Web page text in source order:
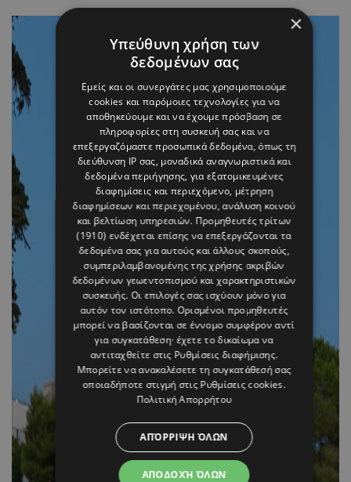
×
Υπεύθυνη χρήση των
δεδομένων σας
Εμείς και οι συνεργάτες μας χρησιμοποιούμε
cookies και παρόμοιες τεχνολογίες για να
αποθηκεύουμε και να έχουμε πρόσβαση σε
πληροφορίες στη συσκευή σας και να
επεξεργαζόμαστε προσωπικά δεδομένα, όπως τη
διεύθυνση IP σας, μοναδικά αναγνωριστικά και
δεδομένα περιήγησης, για εξατομικευμένες
διαφημίσεις και περιεχόμενο, μέτρηση
διαφημίσεων και περιεχομένου, ανάλυση κοινού
και βελτίωση υπηρεσιών. Προμηθευτές τρίτων
(1910) ενδέχεται επίσης να επεξεργάζονται τα
δεδομένα σας για αυτούς και άλλους σκοπούς,
συμπεριλαμβανομένης της χρήσης ακριβών
δεδομένων γεωεντοπισμού και χαρακτηριστικών
συσκευής. Οι επιλογές σας ισχύουν μόνο για
αυτόν τον ιστότοπο. Ορισμένοι προμηθευτές
μπορεί να βασίζονται σε έννομο συμφέρον αντί
για συγκατάθεση· έχετε το δικαίωμα να
αντιταχθείτε στις Ρυθμίσεις διαφήμισης.
Μπορείτε να ανακαλέσετε τη συγκατάθεσή σας
οποιαδήποτε στιγμή στιςΡυθμίσεις cookies.
Πολιτική Απορρήτου
ΑΠΟΔΟΧΉ ΌΛΩΝ
ΑΠΌΡΡΙΨΗ ΌΛΩΝ